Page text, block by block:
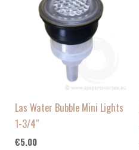
Las Water Bubble Mini Lights
1-3/4″
€5.00